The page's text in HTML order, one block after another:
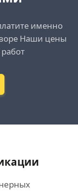
именно
Наши цены